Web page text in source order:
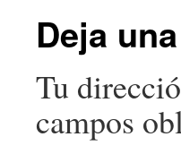
Deja
Tu
campos